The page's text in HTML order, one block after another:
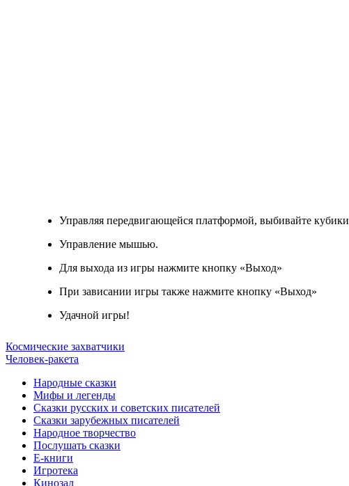
Управляя передвигающейся платформой, выбивайте
Управление мышью.
Для выхода из игры нажмите кнопку «Выход»
При зависании игры также нажмите кнопку «Выход»
Удачной игры!
Космические захватчики
Человек-ракета
Народные сказки
Мифы и легенды
Сказки русских и советских писателей
Сказки зарубежных писателей
Народное творчество
Послушать сказки
Е-книги
Игротека
Кинозал